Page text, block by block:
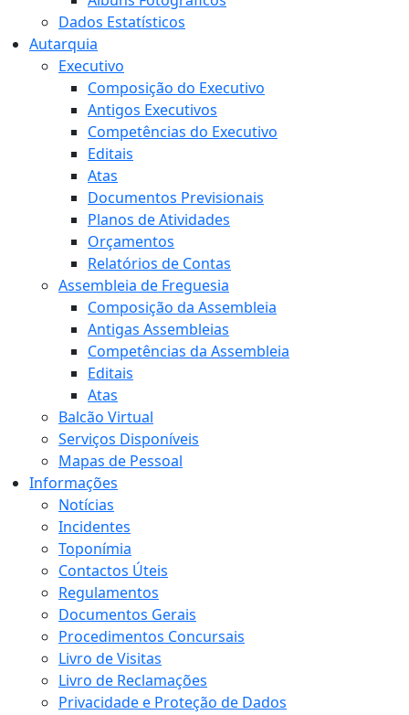
Dados Estatísticos
Autarquia
Executivo
Composição do Executivo
Antigos Executivos
Competências do Executivo
Editais
Atas
Documentos Previsionais
Planos de Atividades
Orçamentos
Relatórios de Contas
Assembleia de Freguesia
Composição da Assembleia
Antigas Assembleias
Competências da Assembleia
Editais
Atas
Balcão Virtual
Serviços Disponíveis
Mapas de Pessoal
Informações
Notícias
Incidentes
Toponímia
Contactos Úteis
Regulamentos
Documentos Gerais
Procedimentos Concursais
Livro de Visitas
Livro de Reclamações
Privacidade e Proteção de Dados